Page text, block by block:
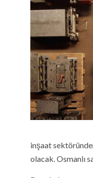
inşaat
olacak. Osmanlı